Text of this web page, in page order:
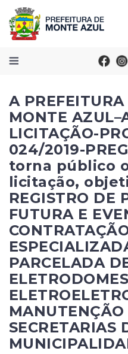
A
MONTE
LICITAÇÃO-
024/2019-
torna público
licitação,
REGISTRO DE
FUTURA E
PARCELADA
MANUTENÇÃO
SECRETARIAS